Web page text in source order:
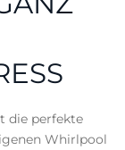
die perfekte
Whirlpool